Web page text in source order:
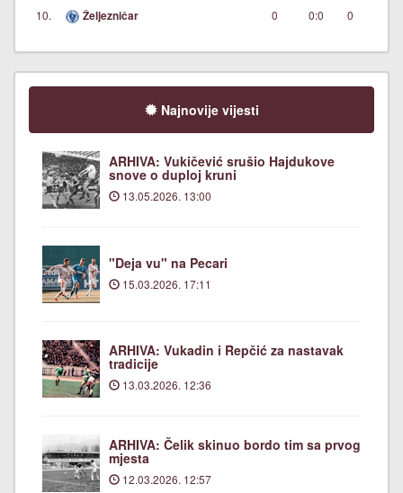
10. Željezničar 0 0:0 0
Najnovije vijesti
ARHIVA: Vukičević srušio Hajdukove
snove o duploj kruni
13.05.2026. 13:00
"Deja vu" na Pecari
15.03.2026. 17:11
ARHIVA: Vukadin i Repčić za nastavak
tradicije
13.03.2026. 12:36
ARHIVA: Čelik skinuo bordo tim sa prvog
mjesta
12.03.2026. 12:57